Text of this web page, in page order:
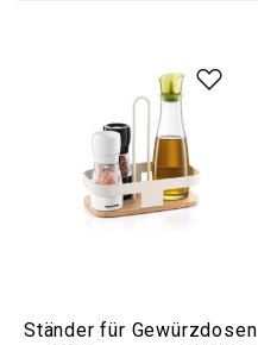
Ständer für Gewürzdosen